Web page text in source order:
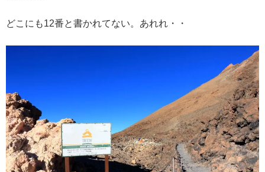
どこにも12番と書かれてない。あれれ・・